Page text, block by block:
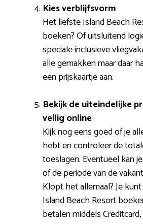
Kies verblijfsvorm
Het liefste Island Beach
boeken? Of uitsluitend
speciale inclusieve
alle gemakken maar daar
een prijskaartje aan.
Bekijk de uiteindelijke
veilig online
Kijk nog eens goed of je
hebt en controleer de
toeslagen. Eventueel kan
of de periode van de
Klopt het allemaal? Je
Island Beach Resort
betalen middels